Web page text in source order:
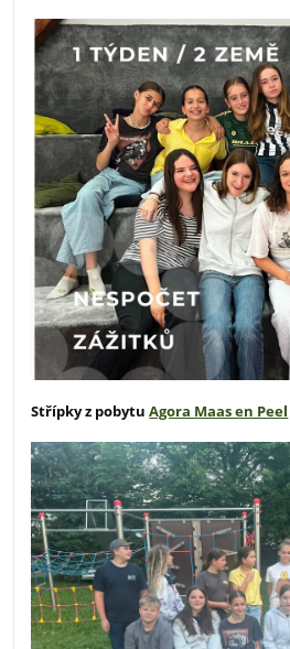
Střípky z pobytuAgora Maas en Peel